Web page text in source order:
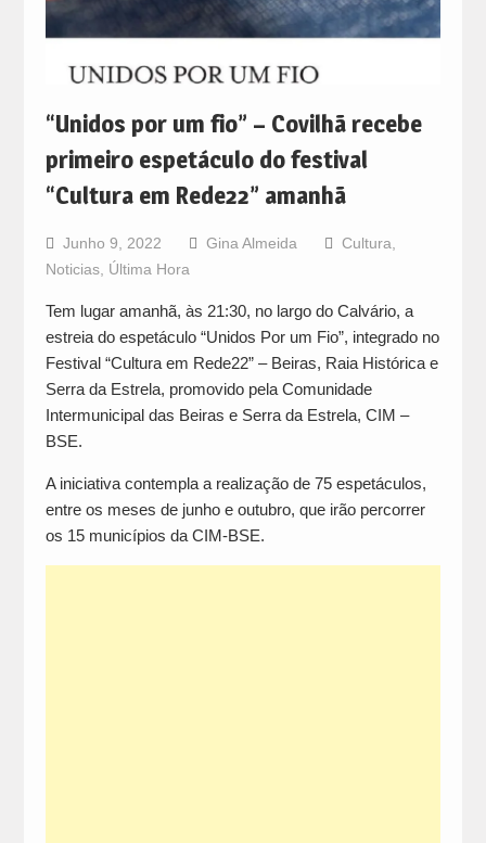
“Unidos por um fio” – Covilhã recebe
primeiro espetáculo do festival
“Cultura em Rede22” amanhã
Junho 9, 2022 Gina Almeida Cultura
Noticias, Última Hora
Tem lugar amanhã, às 21:30, no largo do Calvário, a
estreia do espetáculo “Unidos Por um Fio”, integrado no
Festival “Cultura em Rede22” – Beiras, Raia Histórica e
Serra da Estrela, promovido pela Comunidade
Intermunicipal das Beiras e Serra da Estrela, CIM –
BSE.
A iniciativa contempla a realização de 75 espetáculos,
entre os meses de junho e outubro, que irão percorrer
os 15 municípios da CIM-BSE.